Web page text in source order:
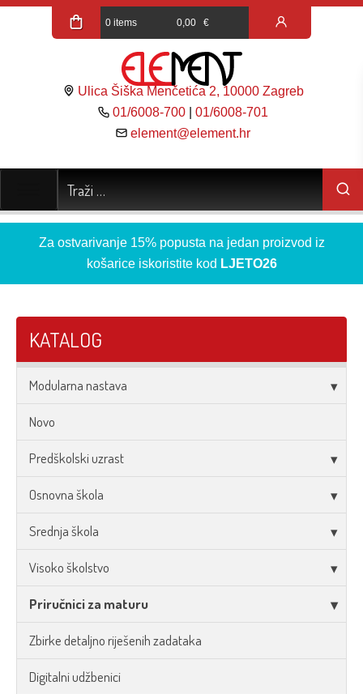
0 items 0,00 €
Ulica Šiška Menčetića 2, 10000 Zagreb
01/6008-700 |01/6008-701
element@element.hr
Za ostvarivanje 15% popusta na jedan proizvod iz
košarice iskoristite kod LJETO26
KATALOG
Modularna nastava
Novo
Predškolski uzrast
Osnovna škola
Srednja škola
Visoko školstvo
Priručnici za maturu
Zbirke detaljno riješenih zadataka
Digitalni udžbenici